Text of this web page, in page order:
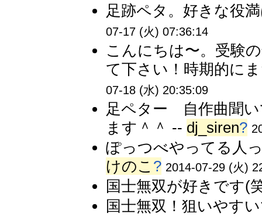
足跡ペタ。好きな役
07-17 (火) 07:36:14
こんにちは〜。受験
て下さい！時期的に
07-18 (水) 20:35:09
足ペター 自作曲聞い
ます＾＾ -- dj_siren?
ぽっつべやってる人
けのこ ? 2014-07-29 (火)
国士無双が好きです(
国士無双！狙いやす